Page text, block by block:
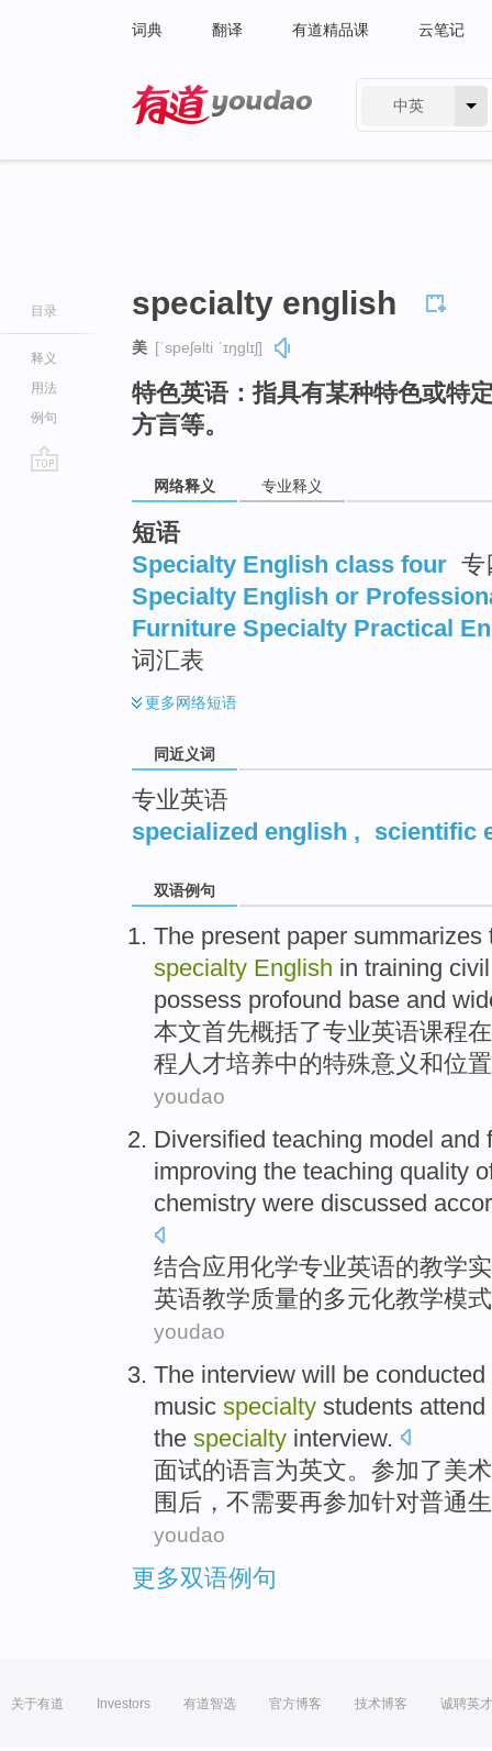
词典 翻译 有道精品课 云笔记
中英
目录
释义
用法
例句
specialty english
美 [ˈspeʃəlti ˈɪŋɡlɪʃ]
特色英语：指具有某种特色或特
方言等。
网络释义 专业释义
短语
Specialty English class four 专
Specialty English or
Furniture Specialty Practical
词汇表
更多网络短语
同近义词
专业英语
specialized english , scientific
双语例句
The present paper summarizes
specialty English in training civil
possess profound base and
本文首先概括了专业英语课程在
程人才培养中的特殊意义和位
youdao
Diversified teaching model and
improving the teaching quality
chemistry were discussed
结合应用化学专业英语的教学
英语教学质量的多元化教学模式
youdao
The interview will be conducted
music specialty students attend
the specialty interview.
面试的语言为英文。 参加了美术
围 后 ， 不需要再参加针对普通
youdao
更多双语例句
关于有道 Investors 有道智选 官方博客 技术博客 诚聘英才